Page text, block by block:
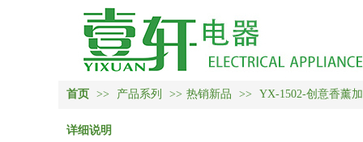
首页 >> 产品系列 >> 热销新品 >> YX-1502-创意香薰
详细说明